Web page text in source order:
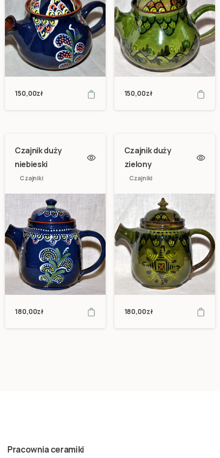
150,00zł 150,00zł
Czajnik duży
niebieski
Czajniki
180,00zł
Czajnik duży
zielony
Czajniki
180,00zł
Pracownia ceramiki